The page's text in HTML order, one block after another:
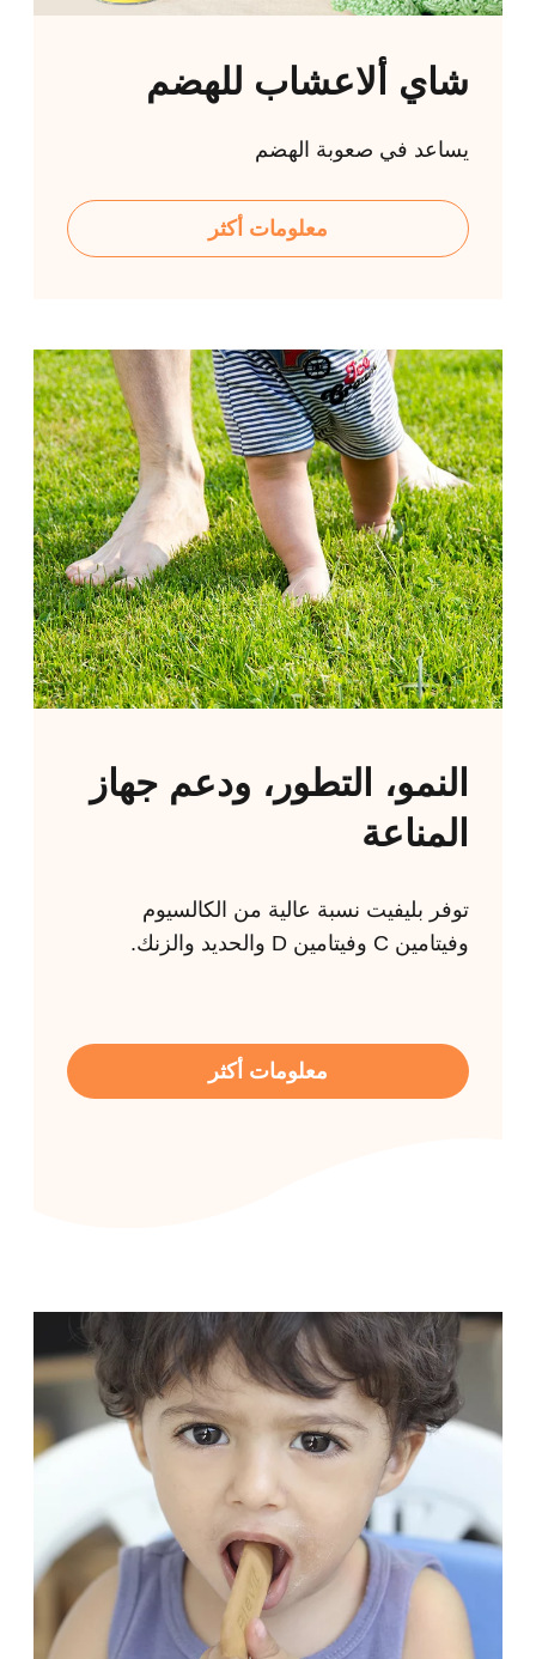
شاي ألاعشاب للهضم
يساعد في صعوبة الهضم
معلومات أكثر
النمو، التطور، ودعم جهاز
المناعة
توفر بليفيت نسبة عالية من الكالسيوم
وفيتامين C وفيتامين D والحديد والزنك.
معلومات أكثر